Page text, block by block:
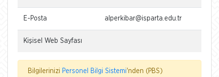
E-Posta alperkibar@isparta.edu.tr
Kişisel Web Sayfası
Bilgilerinizi Personel Bilgi Sistemi'nden (PBS)